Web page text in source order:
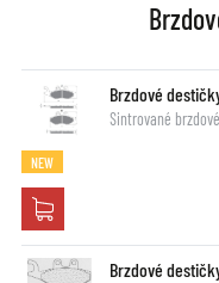
Brzdové
Sintrované
NEW
Brzdové